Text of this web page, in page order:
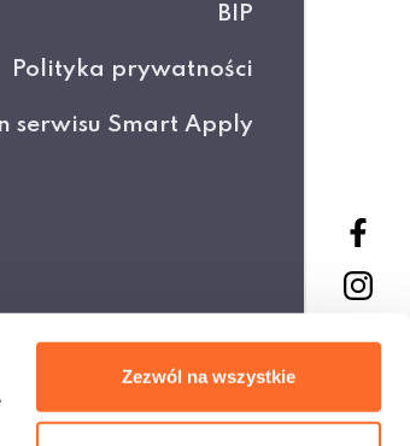
Zezwól na wszystkie
BIP
Polityka prywatności
serwisu Smart Apply